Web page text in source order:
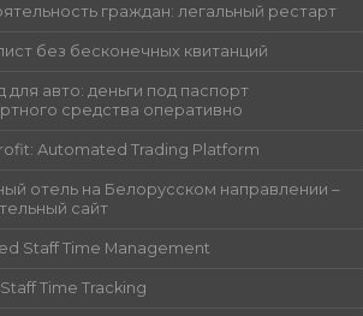
граждан: легальный рестарт
без бесконечных квитанций
для авто: деньги под паспорт
средства оперативно
Automated Trading Platform
отель на Белорусском направлении –
сайт
Staff Time Management
Time Tracking